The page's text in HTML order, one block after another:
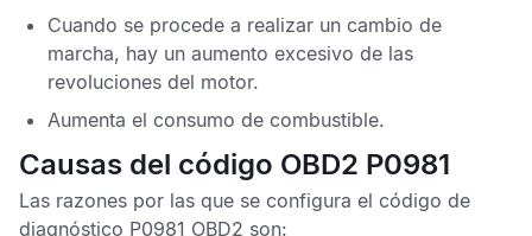
Cuando se procede a realizar un cambio de
marcha, hay un aumento excesivo de las
revoluciones del motor.
Aumenta el consumo de combustible.
Causas del código OBD2 P0981
Las razones por las que se configura el código de
diagnóstico P0981 OBD2 son: